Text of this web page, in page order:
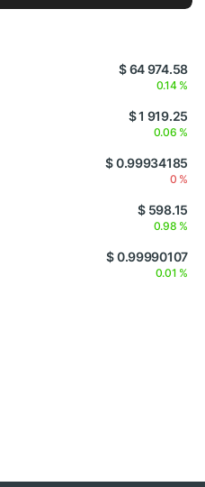
$ 64 974.58
0.14 %
$ 1 919.25
0.06 %
$ 0.99934185
0 %
$ 598.15
0.98 %
$ 0.99990107
0.01 %